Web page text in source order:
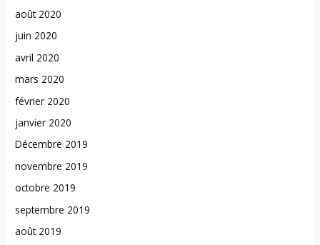
août 2020
juin 2020
avril 2020
mars 2020
février 2020
janvier 2020
Décembre 2019
novembre 2019
octobre 2019
septembre 2019
août 2019